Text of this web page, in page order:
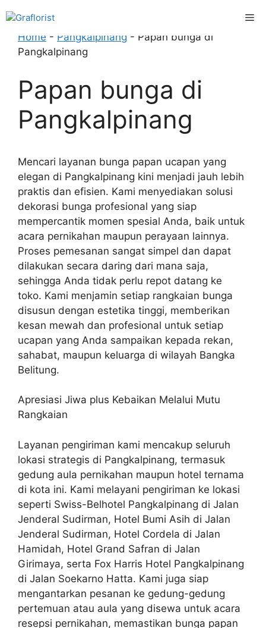
to
content
Home - Pangkalpinang - Papan bunga di
Pangkalpinang
Papan bunga di
Pangkalpinang
Mencari layanan bunga papan ucapan yang
elegan di Pangkalpinang kini menjadi jauh lebih
praktis dan efisien. Kami menyediakan solusi
dekorasi bunga profesional yang siap
mempercantik momen spesial Anda, baik untuk
acara pernikahan maupun perayaan lainnya.
Proses pemesanan sangat simpel dan dapat
dilakukan secara daring dari mana saja,
sehingga Anda tidak perlu repot datang ke
toko. Kami menjamin setiap rangkaian bunga
disusun dengan estetika tinggi, memberikan
kesan mewah dan profesional untuk setiap
ucapan yang Anda sampaikan kepada rekan,
sahabat, maupun keluarga di wilayah Bangka
Belitung.
Apresiasi Jiwa plus Kebaikan Melalui Mutu
Rangkaian
Layanan pengiriman kami mencakup seluruh
lokasi strategis di Pangkalpinang, termasuk
gedung aula pernikahan maupun hotel ternama
di kota ini. Kami melayani pengiriman ke lokasi
seperti Swiss-Belhotel Pangkalpinang di Jalan
Jenderal Sudirman, Hotel Bumi Asih di Jalan
Jenderal Sudirman, Hotel Cordela di Jalan
Hamidah, Hotel Grand Safran di Jalan
Girimaya, serta Fox Harris Hotel Pangkalpinang
di Jalan Soekarno Hatta. Kami juga siap
mengantarkan pesanan ke gedung-gedung
pertemuan atau aula yang disewa untuk acara
resepsi pernikahan, memastikan bunga papan